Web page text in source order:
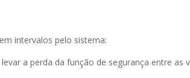
intervalos pelo sistema:
a perda da função de segurança entre as